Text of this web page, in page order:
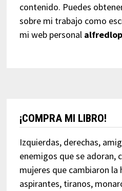
contenido. Puedes
sobre mi trabajo como
mi web personal
¡COMPRA MI LIBRO!
Izquierdas, derechas,
enemigos que se adoran,
mujeres que cambiaron
aspirantes, tiranos,